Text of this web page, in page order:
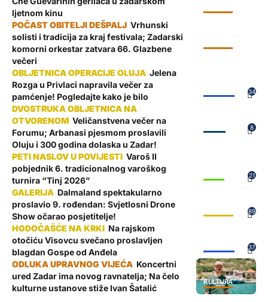
ljetnom kinu
Vrhunski
solisti i tradicija za kraj festivala; Zadarski
komorni orkestar zatvara 66. Glazbene
večeri
34
Jelena
Rozga u Privlaci napravila večer za
pamćenje! Pogledajte kako je bilo
8
Veličanstvena večer na
Forumu; Arbanasi pjesmom proslavili
Oluju i 300 godina dolaska u Zadar!
21
Varoš II
pobjednik 6. tradicionalnog varoškog
turnira “Tinj 2026”
89
Dalmaland spektakularno
proslavio 9. rođendan: Svjetlosni Drone
Show očarao posjetitelje!
37
Na rajskom
otočiću Visovcu svečano proslavljen
blagdan Gospe od Anđela
KULTURA
Koncertni
ured Zadar ima novog ravnatelja; Na čelo
kulturne ustanove stiže Ivan Šatalić